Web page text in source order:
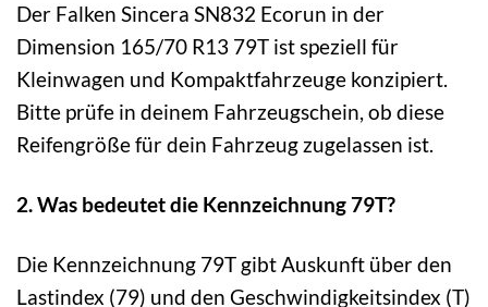
Der Falken Sincera SN832 Ecorun in der
Dimension 165/70 R13 79T ist speziell für
Kleinwagen und Kompaktfahrzeuge konzipiert.
Bitte prüfe in deinem Fahrzeugschein, ob diese
Reifengröße für dein Fahrzeug zugelassen ist.
2. Was bedeutet die Kennzeichnung 79T?
Die Kennzeichnung 79T gibt Auskunft über den
Lastindex (79) und den Geschwindigkeitsindex (T)